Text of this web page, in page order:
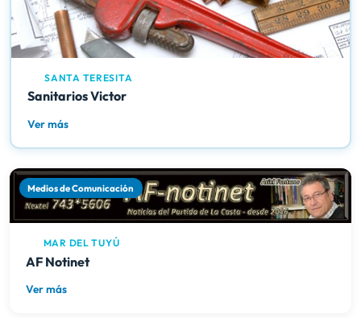
SANTA TERESITA
Sanitarios Victor
Ver más
Medios de Comunicación
MAR DEL TUYÚ
AF Notinet
Ver más